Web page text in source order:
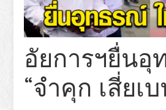
อัยการฯยื่น
“จำคุก เสี่ยเ